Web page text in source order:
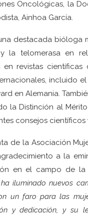
Oncológicas, la
Ainhoa García.
destacada bióloga
la telomerasa en
en revistas
incluido
en Alemania.
la Distinción al
consejos
de la Asociación
a la
en el campo de la
iluminado nuevos
un faro para las
y dedicación, y su